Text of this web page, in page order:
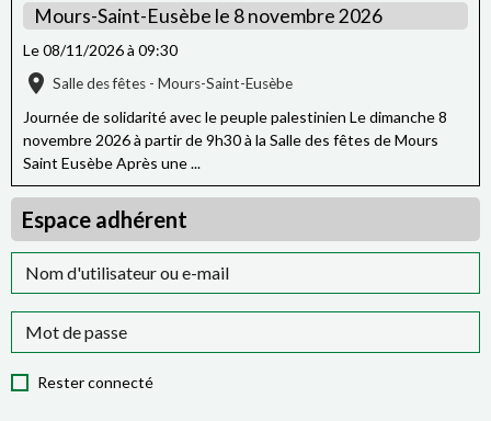
Mours-Saint-Eusèbe le 8 novembre 2026
Le 08/11/2026à 09:30
Salle des fêtes - Mours-Saint-Eusèbe
Journée de solidarité avec le peuple palestinien Le dimanche 8
novembre 2026 à partir de 9h30 à la Salle des fêtes de Mours
Saint Eusèbe Après une ...
Espace adhérent
Rester connecté